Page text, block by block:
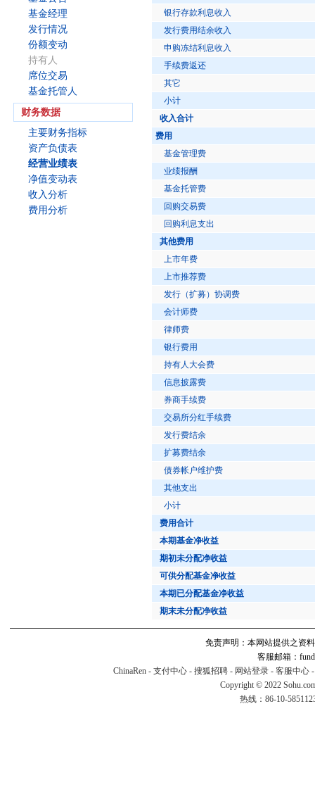
基金经理
发行情况
份额变动
持有人
席位交易
基金托管人
财务数据
主要财务指标
资产负债表
经营业绩表
净值变动表
收入分析
费用分析
银行存款利息收入
发行费用结余收入
申购冻结利息收入
手续费返还
其它
小计
收入合计
费用
基金管理费
业绩报酬
基金托管费
回购交易费
回购利息支出
其他费用
上市年费
上市推荐费
发行（扩募）协调费
会计师费
律师费
银行费用
持有人大会费
信息披露费
券商手续费
交易所分红手续费
发行费结余
扩募费结余
债券帐户维护费
其他支出
小计
费用合计
本期基金净收益
期初未分配净收益
可供分配基金净收益
本期已分配基金净收益
期末未分配净收益
免责声明：本网站提供之资
客服邮箱：
ChinaRen - 支付中心 - 搜狐招聘 - 网站登录 - 客服中心
Copyright © 2022
热线：86-10-